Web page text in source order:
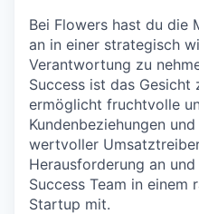
Bei Flowers hast du die
an in einer strategisch
Verantwortung zu
Success ist das Gesicht
ermöglicht fruchtvolle
Kundenbeziehungen
wertvoller
Herausforderung an
Success Team in einem
Startup mit.